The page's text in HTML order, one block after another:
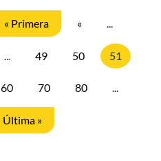
« Primera « ...
... 49 50 51
60 70 80 ...
Última »